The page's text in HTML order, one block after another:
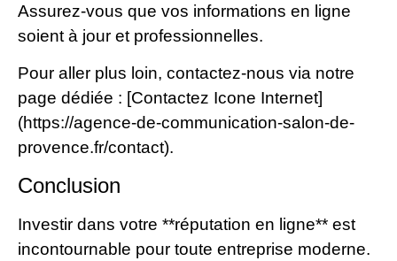
Assurez-vous que vos informations en ligne
soient à jour et professionnelles.
Pour aller plus loin, contactez-nous via notre
page dédiée : [Contactez Icone Internet]
(https://agence-de-communication-salon-de-
provence.fr/contact).
Conclusion
Investir dans votre **réputation en ligne** est
incontournable pour toute entreprise moderne.